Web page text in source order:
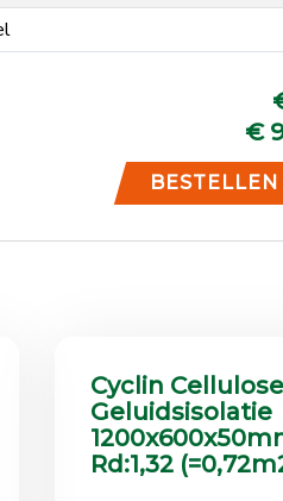
€
BESTELLEN
Cyclin Cellulose
Geluidsisolatie
Rd:1,32